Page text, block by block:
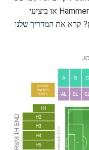
אווירה ביתית אמיתית? בחר ב-Hammersmith End או ביציעי
קרא את המדריך שלנו